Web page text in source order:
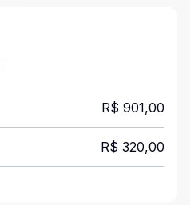
R$ 901,00
R$ 320,00